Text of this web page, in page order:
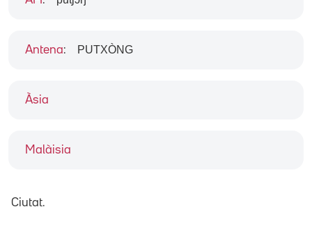
Àsia
Malàisia
Antena: PUTXÒNG
Ciutat.